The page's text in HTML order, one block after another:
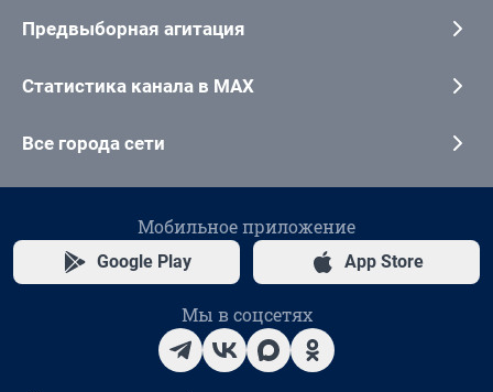
Предвыборная агитация
Статистика канала в MAX
Все города сети
Мобильное приложение
Google Play App Store
Мы в соцсетях